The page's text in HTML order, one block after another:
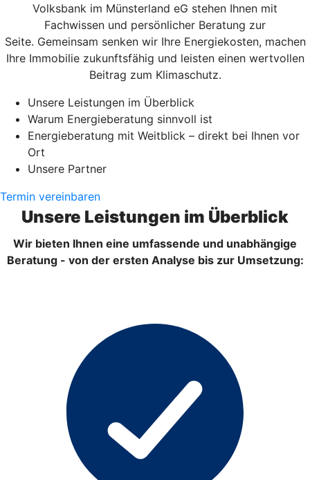
Volksbank im Münsterland eG stehen Ihnen mit
Fachwissen und persönlicher Beratung zur
Seite. Gemeinsam senken wir Ihre Energiekosten, machen
Ihre Immobilie zukunftsfähig und leisten einen wertvollen
Beitrag zum Klimaschutz.
Unsere Leistungen im Überblick
Warum Energieberatung sinnvoll ist
Energieberatung mit Weitblick – direkt bei Ihnen vor
Ort
Unsere Partner
Termin vereinbaren
Unsere Leistungen im Überblick
Wir bieten Ihnen eine umfassende und unabhängige
Beratung - von der ersten Analyse bis zur Umsetzung: